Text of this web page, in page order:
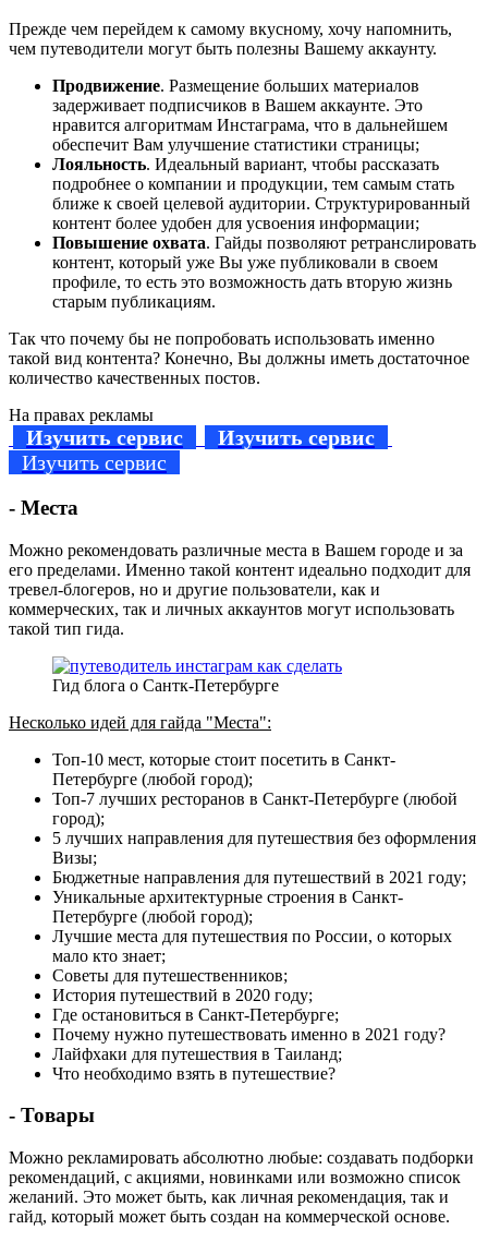
Прежде чем перейдем к самому вкусному, хочу напомнить,
чем путеводители могут быть полезны Вашему аккаунту.
Продвижение. Размещение больших материалов
задерживает подписчиков в Вашем аккаунте. Это
нравится алгоритмам Инстаграма, что в дальнейшем
обеспечит Вам улучшение статистики страницы;
Лояльность. Идеальный вариант, чтобы рассказать
подробнее о компании и продукции, тем самым стать
ближе к своей целевой аудитории. Структурированный
контент более удобен для усвоения информации;
Повышение охвата. Гайды позволяют ретранслировать
контент, который уже Вы уже публиковали в своем
профиле, то есть это возможность дать вторую жизнь
старым публикациям.
Так что почему бы не попробовать использовать именно
такой вид контента? Конечно, Вы должны иметь достаточное
количество качественных постов.
На правах рекламы
Изучить сервис
Изучить сервис
Изучить сервис
- Места
Можно рекомендовать различные места в Вашем городе и за
его пределами. Именно такой контент идеально подходит для
тревел-блогеров, но и другие пользователи, как и
коммерческих, так и личных аккаунтов могут использовать
такой тип гида.
Гид блога о Сантк-Петербурге
Несколько идей для гайда "Места":
Топ-10 мест, которые стоит посетить в Санкт-
Петербурге (любой город);
Топ-7 лучших ресторанов в Санкт-Петербурге (любой
город);
5 лучших направления для путешествия без оформления
Визы;
Бюджетные направления для путешествий в 2021 году;
Уникальные архитектурные строения в Санкт-
Петербурге (любой город);
Лучшие места для путешествия по России, о которых
мало кто знает;
Советы для путешественников;
История путешествий в 2020 году;
Где остановиться в Санкт-Петербурге;
Почему нужно путешествовать именно в 2021 году?
Лайфхаки для путешествия в Таиланд;
Что необходимо взять в путешествие?
- Товары
Можно рекламировать абсолютно любые: создавать подборки
рекомендаций, с акциями, новинками или возможно список
желаний. Это может быть, как личная рекомендация, так и
гайд, который может быть создан на коммерческой основе.